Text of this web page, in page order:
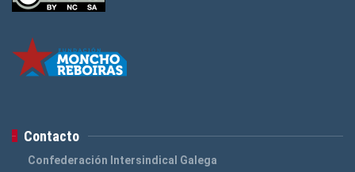
Contacto
Confederación Intersindical Galega